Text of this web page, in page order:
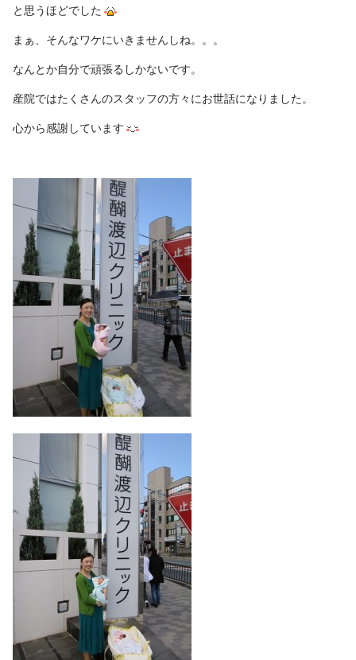
と思うほどでした
まぁ、そんなワケにいきませんしね。。。
なんとか自分で頑張るしかないです。
産院ではたくさんのスタッフの方々にお世話になりました。
心から感謝しています